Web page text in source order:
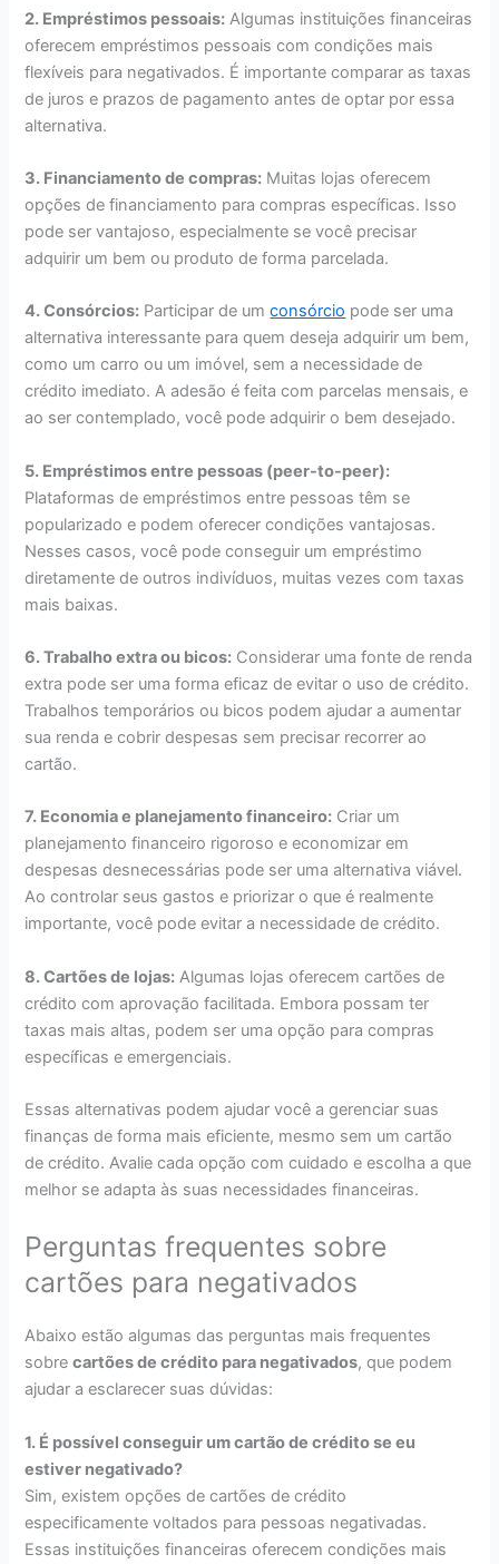
2. Empréstimos pessoais: Algumas instituições financeiras
oferecem empréstimos pessoais com condições mais
flexíveis para negativados. É importante comparar as taxas
de juros e prazos de pagamento antes de optar por essa
alternativa.
3. Financiamento de compras: Muitas lojas oferecem
opções de financiamento para compras específicas. Isso
pode ser vantajoso, especialmente se você precisar
adquirir um bem ou produto de forma parcelada.
4. Consórcios: Participar de umconsórcio pode ser uma
alternativa interessante para quem deseja adquirir um bem,
como um carro ou um imóvel, sem a necessidade de
crédito imediato. A adesão é feita com parcelas mensais, e
ao ser contemplado, você pode adquirir o bem desejado.
5. Empréstimos entre pessoas (peer-to-peer):
Plataformas de empréstimos entre pessoas têm se
popularizado e podem oferecer condições vantajosas.
Nesses casos, você pode conseguir um empréstimo
diretamente de outros indivíduos, muitas vezes com taxas
mais baixas.
6. Trabalho extra ou bicos: Considerar uma fonte de renda
extra pode ser uma forma eficaz de evitar o uso de crédito.
Trabalhos temporários ou bicos podem ajudar a aumentar
sua renda e cobrir despesas sem precisar recorrer ao
cartão.
7. Economia e planejamento financeiro: Criar um
planejamento financeiro rigoroso e economizar em
despesas desnecessárias pode ser uma alternativa viável.
Ao controlar seus gastos e priorizar o que é realmente
importante, você pode evitar a necessidade de crédito.
8. Cartões de lojas: Algumas lojas oferecem cartões de
crédito com aprovação facilitada. Embora possam ter
taxas mais altas, podem ser uma opção para compras
específicas e emergenciais.
Essas alternativas podem ajudar você a gerenciar suas
finanças de forma mais eficiente, mesmo sem um cartão
de crédito. Avalie cada opção com cuidado e escolha a que
melhor se adapta às suas necessidades financeiras.
Perguntas frequentes sobre
cartões para negativados
Abaixo estão algumas das perguntas mais frequentes
sobrecartões de crédito para negativados, que podem
ajudar a esclarecer suas dúvidas:
1. É possível conseguir um cartão de crédito se eu
estiver negativado?
Sim, existem opções de cartões de crédito
especificamente voltados para pessoas negativadas.
Essas instituições financeiras oferecem condições mais